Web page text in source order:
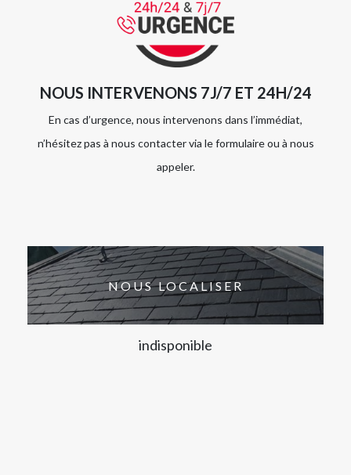
NOUS INTERVENONS 7J/7 ET 24H/24
En cas d’urgence, nous intervenons dans l’immédiat,
n’hésitez pas à nous contacter via le formulaire ou à nous
appeler.
NOUS LOCALISER
indisponible